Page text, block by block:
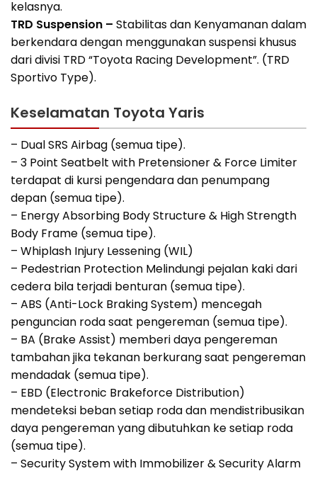
kelasnya.
TRD Suspension – Stabilitas dan Kenyamanan dalam
berkendara dengan menggunakan suspensi khusus
dari divisi TRD “Toyota Racing Development”. (TRD
Sportivo Type).
Keselamatan Toyota Yaris
– Dual SRS Airbag (semua tipe).
– 3 Point Seatbelt with Pretensioner & Force Limiter
terdapat di kursi pengendara dan penumpang
depan (semua tipe).
– Energy Absorbing Body Structure & High Strength
Body Frame (semua tipe).
– Whiplash Injury Lessening (WIL)
– Pedestrian Protection Melindungi pejalan kaki dari
cedera bila terjadi benturan (semua tipe).
– ABS (Anti-Lock Braking System) mencegah
penguncian roda saat pengereman (semua tipe).
– BA (Brake Assist) memberi daya pengereman
tambahan jika tekanan berkurang saat pengereman
mendadak (semua tipe).
– EBD (Electronic Brakeforce Distribution)
mendeteksi beban setiap roda dan mendistribusikan
daya pengereman yang dibutuhkan ke setiap roda
(semua tipe).
– Security System with Immobilizer & Security Alarm